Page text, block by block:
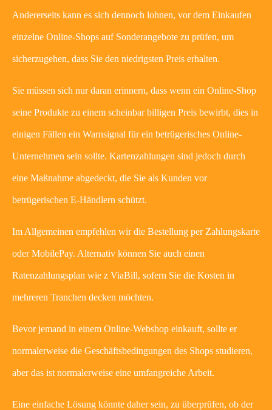
Andererseits kann es sich dennoch lohnen, vor dem Einkaufen
einzelne Online-Shops auf Sonderangebote zu prüfen, um
sicherzugehen, dass Sie den niedrigsten Preis erhalten.
Sie müssen sich nur daran erinnern, dass wenn ein Online-Shop
seine Produkte zu einem scheinbar billigen Preis bewirbt, dies in
einigen Fällen ein Warnsignal für ein betrügerisches Online-
Unternehmen sein sollte. Kartenzahlungen sind jedoch durch
eine Maßnahme abgedeckt, die Sie als Kunden vor
betrügerischen E-Händlern schützt.
Im Allgemeinen empfehlen wir die Bestellung per Zahlungskarte
oder MobilePay. Alternativ können Sie auch einen
Ratenzahlungsplan wie z ViaBill, sofern Sie die Kosten in
mehreren Tranchen decken möchten.
Bevor jemand in einem Online-Webshop einkauft, sollte er
normalerweise die Geschäftsbedingungen des Shops studieren,
aber das ist normalerweise eine umfangreiche Arbeit.
Eine einfache Lösung könnte daher sein, zu überprüfen, ob der